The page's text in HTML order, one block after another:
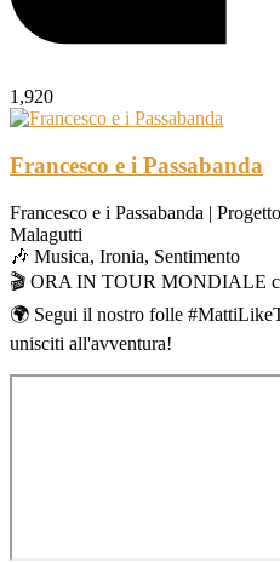
1,920
Francesco e i Passabanda
Francesco e i Passabanda |
Malagutti
🎶 Musica, Ironia, Sentimento
🎬 ORA IN TOUR MONDIALE
🌍 Segui il nostro folle
unisciti all'avventura!